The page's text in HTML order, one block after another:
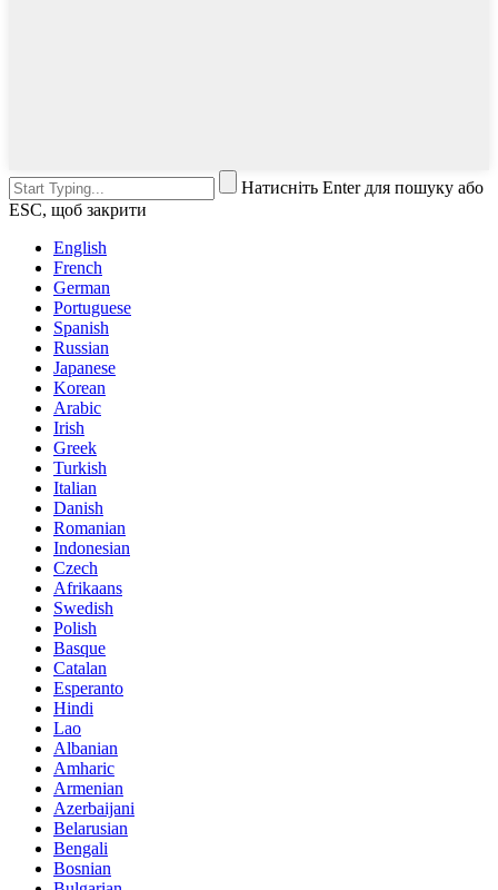
Натисніть Enter для пошуку або
ESC, щоб закрити
English
French
German
Portuguese
Spanish
Russian
Japanese
Korean
Arabic
Irish
Greek
Turkish
Italian
Danish
Romanian
Indonesian
Czech
Afrikaans
Swedish
Polish
Basque
Catalan
Esperanto
Hindi
Lao
Albanian
Amharic
Armenian
Azerbaijani
Belarusian
Bengali
Bosnian